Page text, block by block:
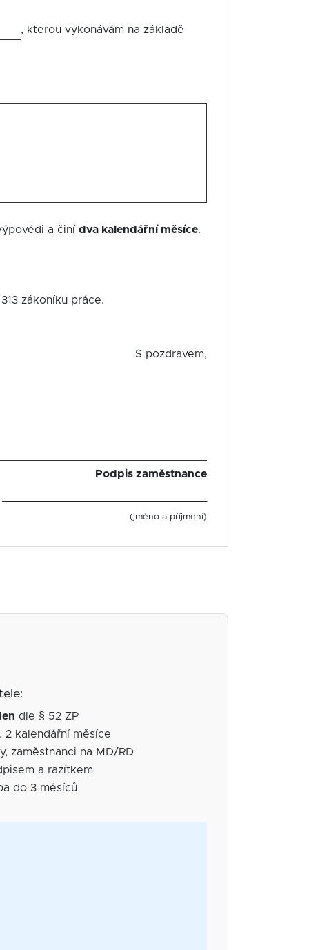
, kterou vykonávám na základě
a činí dva kalendářní měsíce.
zákoníku práce.
S pozdravem,
Podpis zaměstnance
(jméno a příjmení)
dle § 52 ZP
2 kalendářní měsíce
zaměstnanci na MD/RD
a razítkem
do 3 měsíců